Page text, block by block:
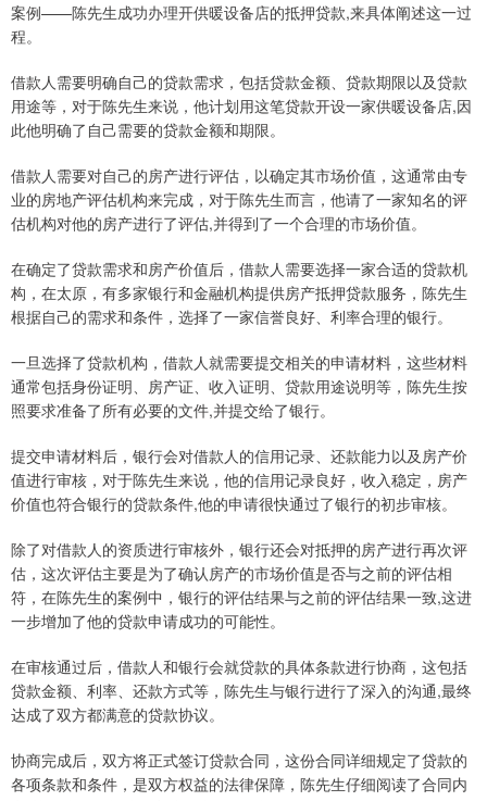
案例——陈先生成功办理开供暖设备店的抵押贷款,来具体阐述这一过
程。
借款人需要明确自己的贷款需求，包括贷款金额、贷款期限以及贷款
用途等，对于陈先生来说，他计划用这笔贷款开设一家供暖设备店,因
此他明确了自己需要的贷款金额和期限。
借款人需要对自己的房产进行评估，以确定其市场价值，这通常由专
业的房地产评估机构来完成，对于陈先生而言，他请了一家知名的评
估机构对他的房产进行了评估,并得到了一个合理的市场价值。
在确定了贷款需求和房产价值后，借款人需要选择一家合适的贷款机
构，在太原，有多家银行和金融机构提供房产抵押贷款服务，陈先生
根据自己的需求和条件，选择了一家信誉良好、利率合理的银行。
一旦选择了贷款机构，借款人就需要提交相关的申请材料，这些材料
通常包括身份证明、房产证、收入证明、贷款用途说明等，陈先生按
照要求准备了所有必要的文件,并提交给了银行。
提交申请材料后，银行会对借款人的信用记录、还款能力以及房产价
值进行审核，对于陈先生来说，他的信用记录良好，收入稳定，房产
价值也符合银行的贷款条件,他的申请很快通过了银行的初步审核。
除了对借款人的资质进行审核外，银行还会对抵押的房产进行再次评
估，这次评估主要是为了确认房产的市场价值是否与之前的评估相
符，在陈先生的案例中，银行的评估结果与之前的评估结果一致,这进
一步增加了他的贷款申请成功的可能性。
在审核通过后，借款人和银行会就贷款的具体条款进行协商，这包括
贷款金额、利率、还款方式等，陈先生与银行进行了深入的沟通,最终
达成了双方都满意的贷款协议。
协商完成后，双方将正式签订贷款合同，这份合同详细规定了贷款的
各项条款和条件，是双方权益的法律保障，陈先生仔细阅读了合同内